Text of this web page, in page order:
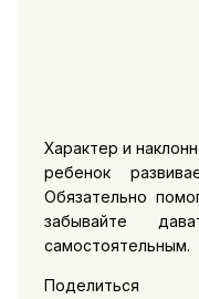
Характер и
ребенок
Обязательно
забывайте
самостоятельным.
Поделиться